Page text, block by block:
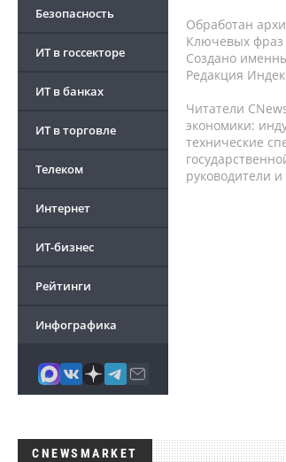
Безопасность
ИТ в госсекторе
ИТ в банках
ИТ в торговле
Телеком
Интернет
ИТ-бизнес
Рейтинги
Инфографика
Обработан
Ключевых фраз
Создано
Редакция
Читатели
экономики:
технические
руководители
CNEWSMARKET